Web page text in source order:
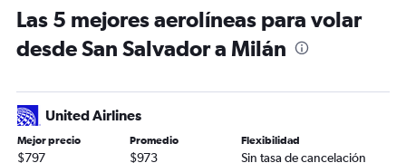
Las 5 mejores aerolíneas para volar
desde San Salvador a Milán
United Airlines
Mejor precio
$797
Promedio
$973
Flexibilidad
Sin tasa de cancelación